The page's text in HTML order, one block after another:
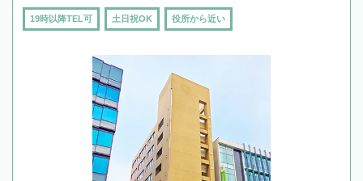
19時以降TEL可 土日祝OK 役所から近い